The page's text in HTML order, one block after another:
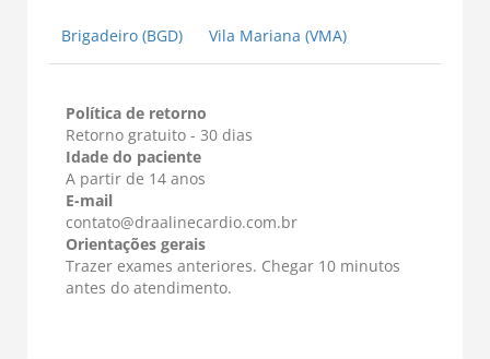
Brigadeiro (BGD) Vila Mariana (VMA)
Política de retorno
Retorno gratuito - 30 dias
Idade do paciente
A partir de 14 anos
E-mail
contato@draalinecardio.com.br
Orientações gerais
Trazer exames anteriores. Chegar 10 minutos
antes do atendimento.